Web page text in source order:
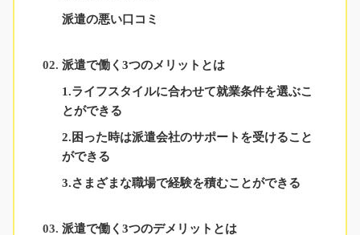
派遣の悪い口コミ
派遣で働く3つのメリットとは
1.ライフスタイルに合わせて就業条件を選ぶこ
とができる
2.困った時は派遣会社のサポートを受けること
ができる
3.さまざまな職場で経験を積むことができる
派遣で働く3つのデメリットとは